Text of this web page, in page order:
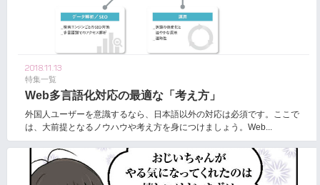
2018.11.13
特集一覧
Web多言語化対応の最適な「考え方」
外国人ユーザーを意識するなら、日本語以外の対応は必須です。ここで
は、大前提となるノウハウや考え方を身につけましょう。Web...